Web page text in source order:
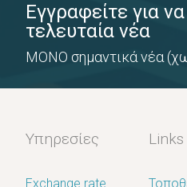
Εγγραφείτε για
τελευταία νέα
ΜΟΝΟ σημαντικά νέα
Υπηρεσίες
Exchange rate
Links